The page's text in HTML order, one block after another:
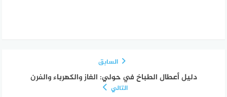
السابق
دليل أعطال الطباخ في حولي: الغاز والكهرباء والفرن
التالي